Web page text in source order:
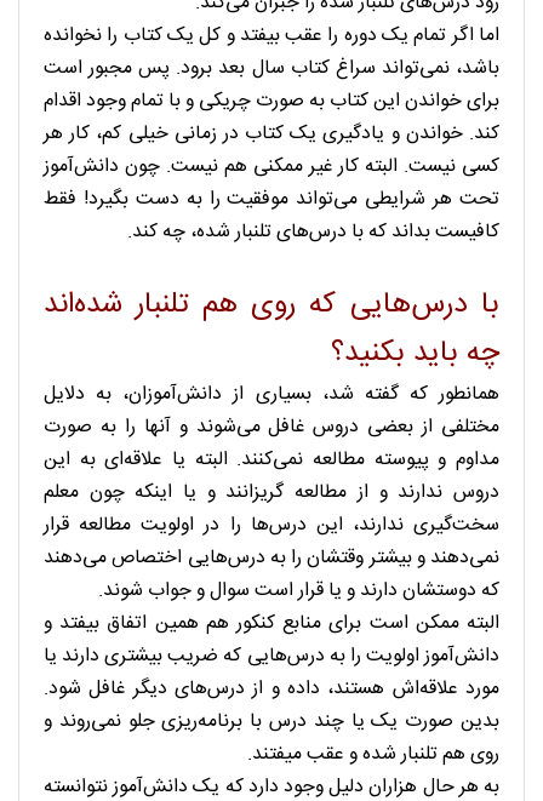
اما اگر تمام یک دوره را عقب بیفتد و کل یک کتاب را نخوانده
باشد، نمی‌تواند سراغ کتاب سال بعد برود. پس مجبور است
برای خواندن این کتاب به صورت چریکی و با تمام وجود اقدام
کند. خواندن و یادگیری یک کتاب در زمانی خیلی کم، کار هر
کسی نیست. البته کار غیر ممکنی هم نیست. چون دانش‌آموز
تحت هر شرایطی می‌تواند موفقیت را به دست بگیرد! فقط
کافیست بداند که با درس‌های تلنبار شده، چه کند.
با درس‌هایی که روی هم تلنبار شده‌اند
چه باید بکنید‌؟
همانطور که گفته شد، بسیاری از دانش‌آموزان، به دلایل
مختلفی از بعضی دروس غافل می‌شوند و آنها را به صورت
مداوم و پیوسته مطالعه نمی‌کنند. البته یا علاقه‌ای به این
دروس ندارند و از مطالعه گریزانند و یا اینکه چون معلم
سخت‌گیری ندارند، این درس‌ها را در اولویت مطالعه قرار
نمی‌دهند و بیشتر وقتشان را به درس‌هایی اختصاص می‌دهند
که دوستشان دارند و یا قرار است سوال و جواب شوند.
البته ممکن است برای منابع کنکور هم همین اتفاق بیفتد و
دانش‌آموز اولویت را به درس‌هایی که ضریب بیشتری دارند یا
مورد علاقه‌اش هستند، داده و از درس‌های دیگر غافل شود.
بدین صورت یک یا چند درس با برنامه‌ریزی جلو نمی‌روند و
روی هم تلنبار شده و عقب میفتند.
به هر حال هزاران دلیل وجود دارد که یک دانش‌آموز نتوانسته